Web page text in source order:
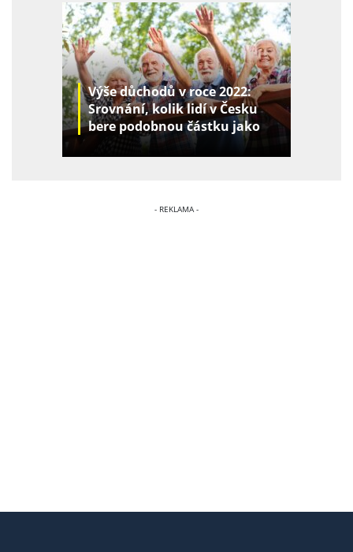
Výše důchodů v roce 2022:
Srovnání, kolik lidí v Česku
bere podobnou částku jako